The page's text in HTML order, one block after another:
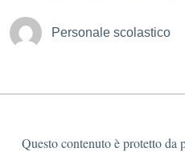
Personale scolastico
Questo contenuto è protetto da